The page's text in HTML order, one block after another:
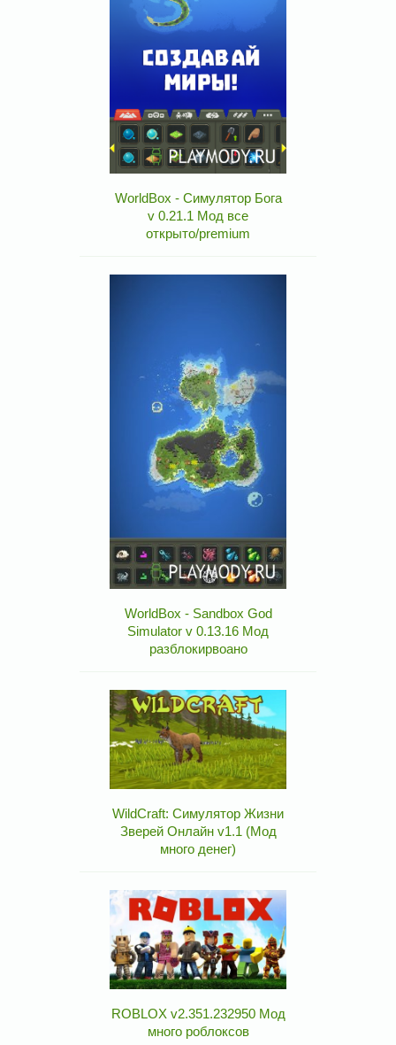
WorldBox - Симулятор Бога
v 0.21.1 Мод все
открыто/premium
WorldBox - Sandbox God
Simulator v 0.13.16 Мод
разблокирвоано
WildCraft: Симулятор Жизни
Зверей Онлайн v1.1 (Мод
много денег)
ROBLOX v2.351.232950 Мод
много роблоксов